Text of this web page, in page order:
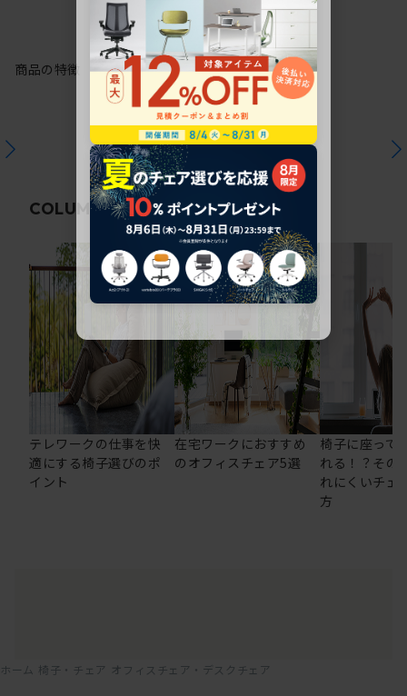
商品の特徴
COLUMN関連コラム
テレワークの仕事を快
適にする椅子選びのポ
イント
在宅ワークにおすすめ
のオフィスチェア5選
椅子に座って
れる！？その
れにくいチェ
方
ホーム 椅子・チェア オフィスチェア・デスクチェア